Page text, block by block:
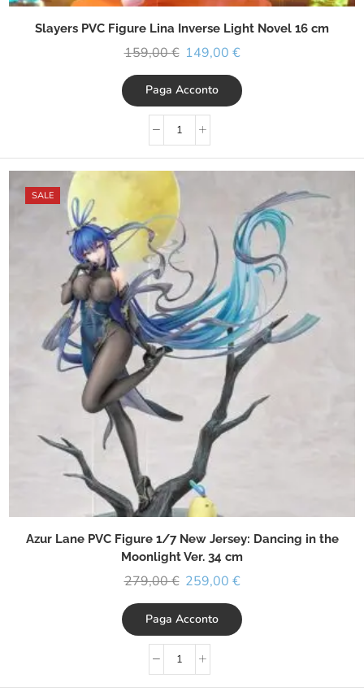
Slayers PVC Figure Lina Inverse Light Novel 16 cm
159,00€ 149,00 €
Paga Acconto
SALE
Azur Lane PVC Figure 1/7 New Jersey: Dancing in the
Moonlight Ver. 34 cm
279,00€ 259,00 €
Paga Acconto